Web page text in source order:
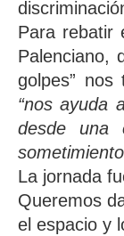
Para rebatir
Palenciano,
golpes”
“nos ayuda
desde una
La jornada
Queremos
el espacio y